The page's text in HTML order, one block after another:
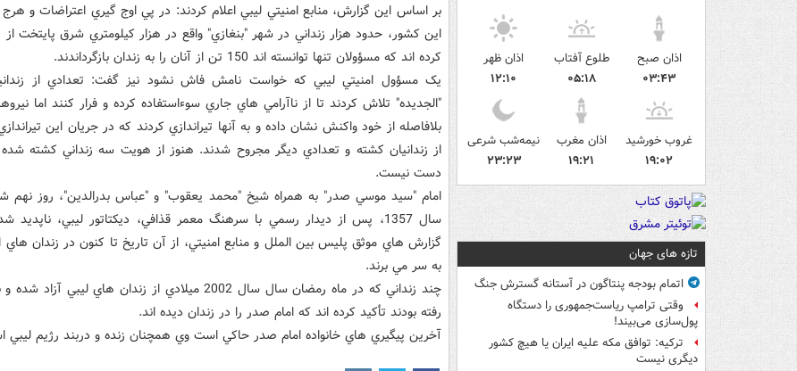
اذان صبح
۰۳:۴۳
طلوع آفتاب
۰۵:۱۸
اذان ظهر
۱۲:۱۰
غروب خورشید
۱۹:۰۲
اذان مغرب
۱۹:۲۱
نیمه‌شب شرعی
۲۳:۲۳
تازه های جهان
اتمام بودجه پنتاگون در آستانه گسترش جنگ
وقتی ترامپ ریاست‌جمهوری را دستگاه
پول‌سازی می‌بیند!
ترکیه: توافق مکه علیه ایران یا هیچ کشور
دیگری نیست
بر اساس اين گزارش، منابع امنيتي ليبي اعلام کردند: در پي اوج گيري اعتراضات و
اين کشور، حدود هزار زنداني در شهر "بنغازي" واقع در هزار کيلومتري شرق پايتخت از
کرده اند که مسؤولان تنها توانسته اند 150 تن از آنان را به زندان بازگرداندند.
يک مسؤول امنيتي ليبي که خواست نامش فاش نشود نيز گفت: تعدادي از
"الجديده" تلاش کردند تا از ناآرامي هاي جاري سوءاستفاده کرده و فرار کنند اما
بلافاصله از خود واکنش نشان داده و به آنها تيراندازي کردند که در جريان اين
از زندانيان کشته و تعدادي ديگر مجروح شدند. هنوز از هويت سه زنداني کشته
دست نيست.
امام "سيد موسي صدر" به همراه شيخ "محمد يعقوب" و "عباس بدرالدين"، روز نهم
سال 1357، پس از ديدار رسمي با سرهنگ معمر قذافي، ديکتاتور ليبي،
گزارش هاي موثق پليس بين الملل و منابع امنيتي، از آن تاريخ تا کنون در زندان
به سر مي برند.
چند زنداني که در ماه رمضان سال سال 2002 ميلادي از زندان هاي ليبي
رفته بودند تأکيد کرده اند که امام صدر را در زندان ديده اند.
آخرين پيگيري هاي خانواده امام صدر حاکي است وي همچنان زنده و دربند رژيم ليبي